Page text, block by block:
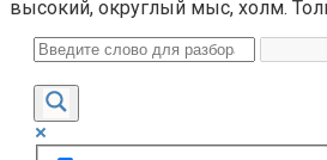
высокий, округлый мыс, холм.